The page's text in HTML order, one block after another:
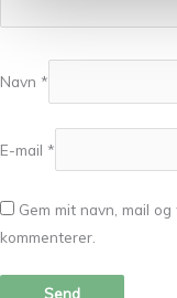
Navn *
E-mail *
Gem mit navn, mail
kommenterer.